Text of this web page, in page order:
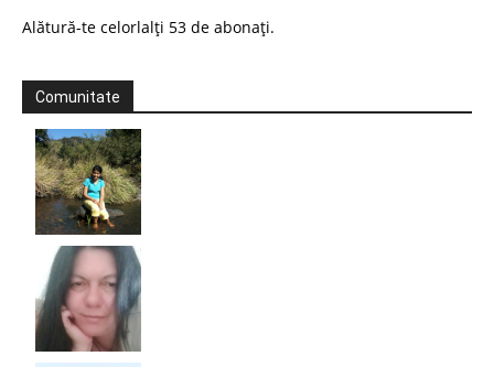
Alătură-te celorlalți 53 de abonați.
Comunitate